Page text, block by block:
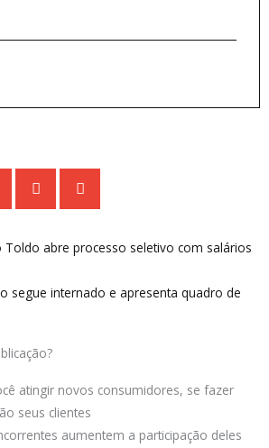
Toldo abre processo seletivo com salários
segue internado e apresenta quadro de
atingir novos consumidores, se fazer
seus clientes
aumentem a participação deles